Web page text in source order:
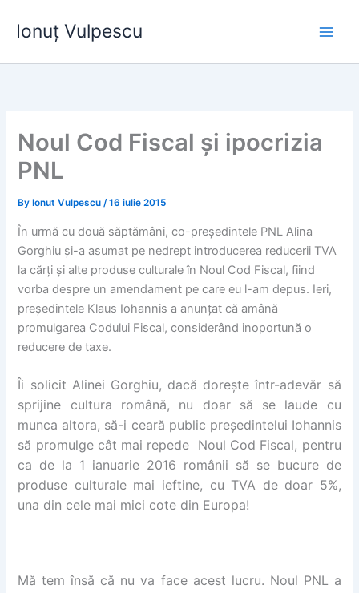
Ionuț Vulpescu
Noul Cod Fiscal și ipocrizia
PNL
By Ionut Vulpescu/16 iulie 2015
În urmă cu două săptămâni, co-președintele PNL Alina
Gorghiu și-a asumat pe nedrept introducerea reducerii TVA
la cărți și alte produse culturale în Noul Cod Fiscal, fiind
vorba despre un amendament pe care eu l-am depus. Ieri,
președintele Klaus Iohannis a anunțat că amână
promulgarea Codului Fiscal, considerând inoportună o
reducere de taxe.
Îi solicit Alinei Gorghiu, dacă dorește într-adevăr să
sprijine cultura română, nu doar să se laude cu
munca altora, să-i ceară public președintelui Iohannis
să promulge cât mai repede Noul Cod Fiscal, pentru
ca de la 1 ianuarie 2016 românii să se bucure de
produse culturale mai ieftine, cu TVA de doar 5%,
una din cele mai mici cote din Europa!
Mă tem însă că nu va face acest lucru. Noul PNL a